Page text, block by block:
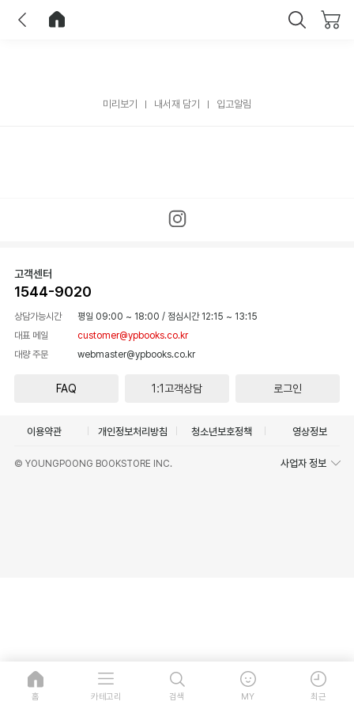
미리보기 내서재 담기 입고알림
고객센터
1544-9020
상담가능시간 평일 09:00 ~ 18:00 / 점심시간 12:15 ~ 13:15
대표 메일
customer@ypbooks.co.kr
대량 주문
webmaster@ypbooks.co.kr
FAQ 1:1고객상담 로그인
이용약관 개인정보처리방침 청소년보호정책 영상정보
© YOUNGPOONG BOOKSTORE INC. 사업자 정보
홈 카테고리 검색 MY 최근